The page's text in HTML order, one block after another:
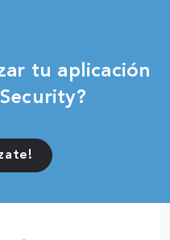
tu aplicación